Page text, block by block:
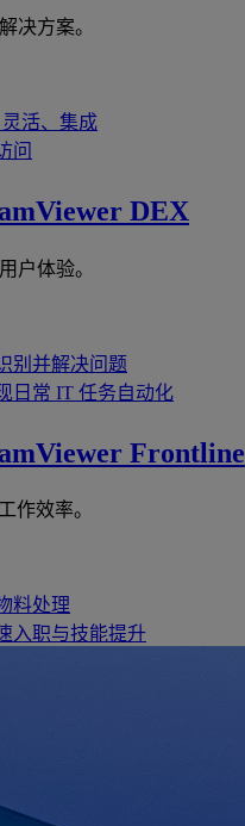
决方案。
活、集成
问
DEX
户体验。
别并解决问题
日常 IT 任务自动化
Frontline
作效率。
料处理
入职与技能提升